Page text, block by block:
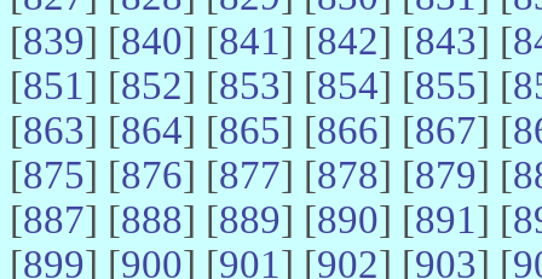
[839] [840] [841] [842] [843] [
[851] [852] [853] [854] [855] [
[863] [864] [865] [866] [867] [
[875] [876] [877] [878] [879] [
[887] [888] [889] [890] [891] [
[899] [900] [901] [902] [903] [